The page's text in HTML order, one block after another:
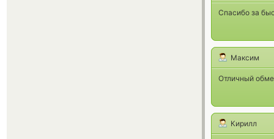
Спасибо за
Максим
Отличный
Кирилл